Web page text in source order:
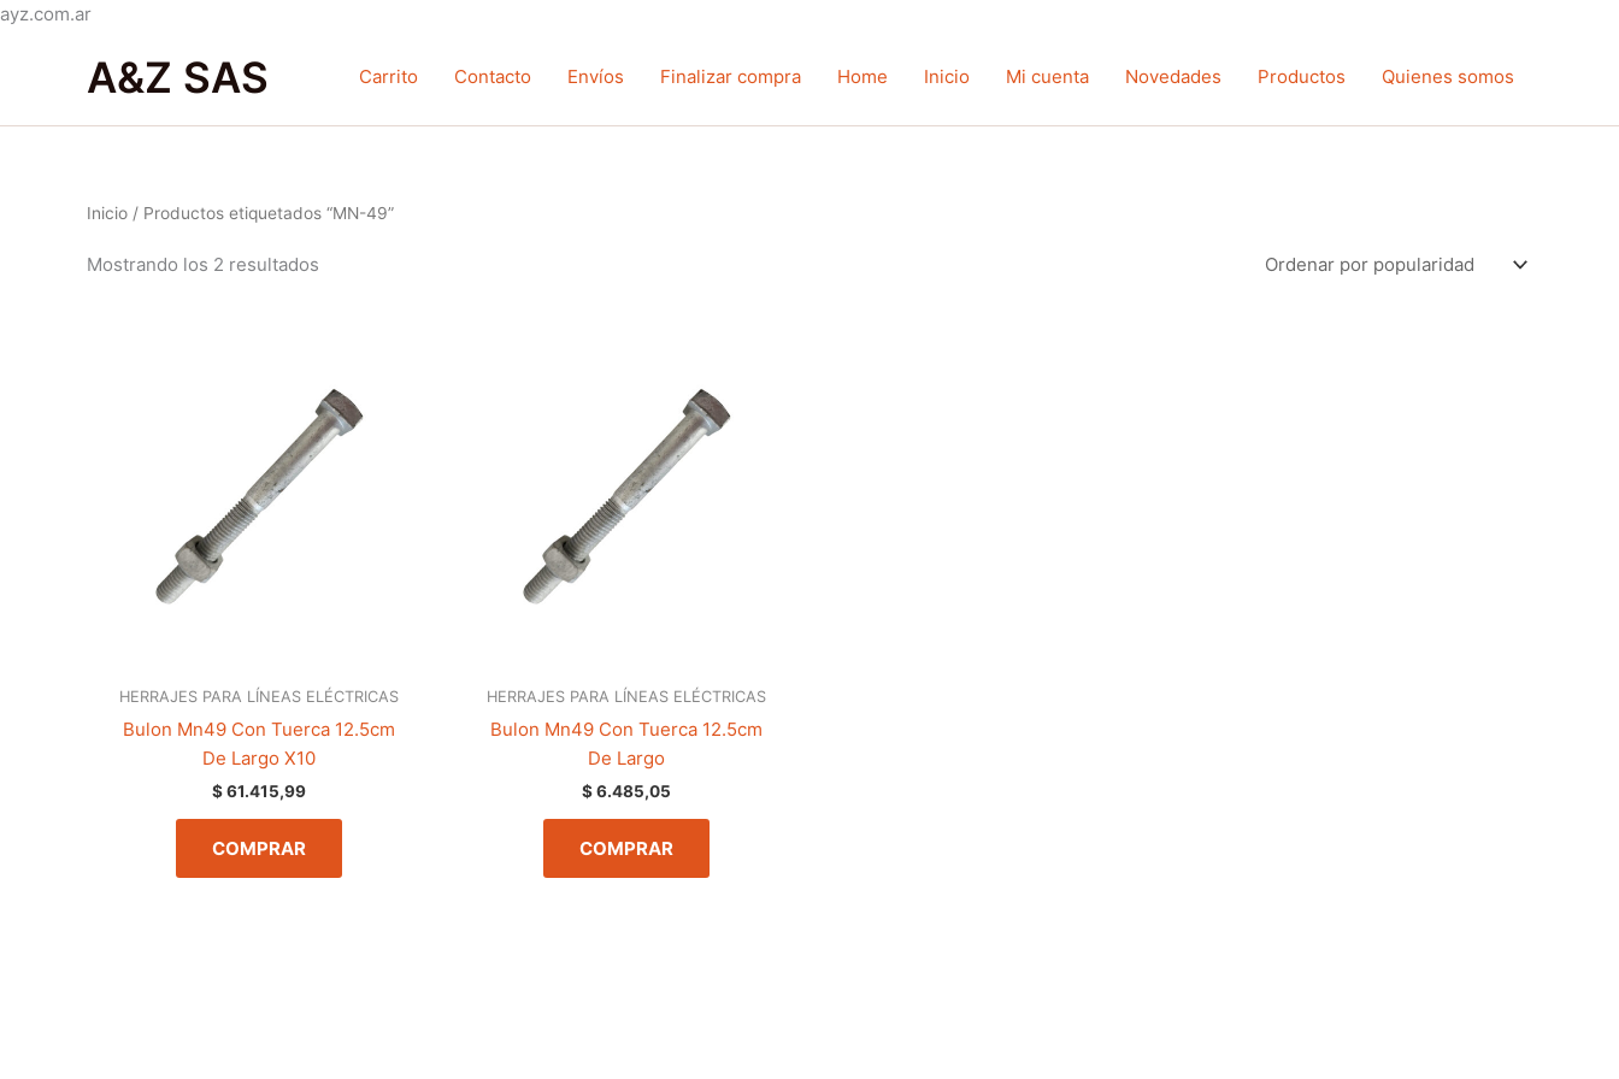
ayz.com.arIr
contenido
A&Z SAS Carrito Contacto Envíos Finalizar compra Home Inicio Mi cuenta Novedades Productos Quienes somos
Inicio / Productos etiquetados “MN-49”
Mostrando los 2 resultados
popularidad
HERRAJES PARA LÍNEAS ELÉCTRICAS
Bulon Mn49 Con Tuerca 12.5cm
De Largo X10
$61.415,99
COMPRAR
HERRAJES PARA LÍNEAS ELÉCTRICAS
Bulon Mn49 Con Tuerca 12.5cm
De Largo
$6.485,05
COMPRAR